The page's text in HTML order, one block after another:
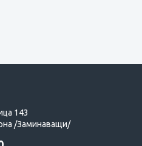
143
/Заминаващи/